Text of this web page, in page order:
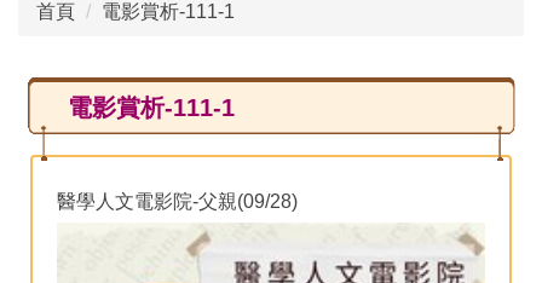
首頁 電影賞析-111-1
電影賞析-111-1
醫學人文電影院-父親(09/28)